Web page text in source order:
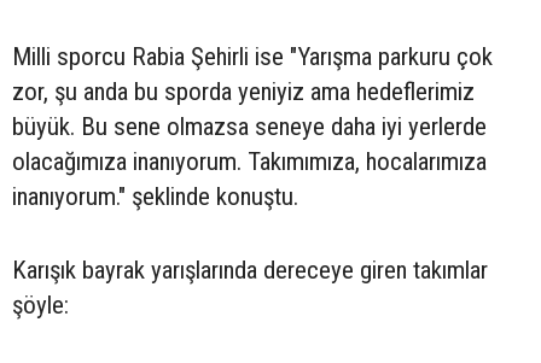
Milli sporcu Rabia Şehirli ise "Yarışma parkuru çok
zor, şu anda bu sporda yeniyiz ama hedeflerimiz
büyük. Bu sene olmazsa seneye daha iyi yerlerde
olacağımıza inanıyorum. Takımımıza, hocalarımıza
inanıyorum." şeklinde konuştu.
Karışık bayrak yarışlarında dereceye giren takımlar
şöyle: